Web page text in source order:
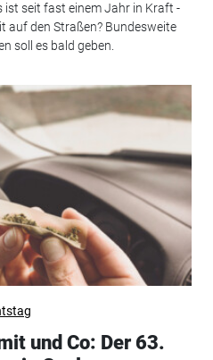
ist seit fast einem Jahr in Kraft -
auf den Straßen? Bundesweite
soll es bald geben.
und Co: Der 63.